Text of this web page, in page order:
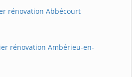
rénovation Abbécourt
rénovation Ambérieu-en-